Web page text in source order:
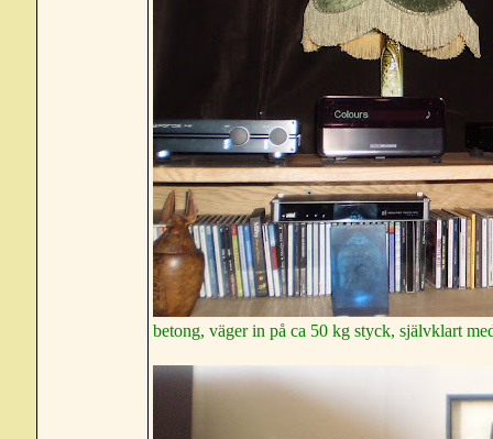
betong, väger in på ca 50 kg styck, självklart